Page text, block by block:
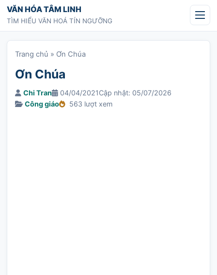
Chuyển tới nội dung
VĂN HÓA TÂM LINH
TÌM HIỂU VĂN HOÁ TÍN NGƯỠNG
Trang chủ » Ơn Chúa
Ơn Chúa
Chi Tran 04/04/2021Cập nhật: 05/07/2026
Công giáo
563 lượt xem